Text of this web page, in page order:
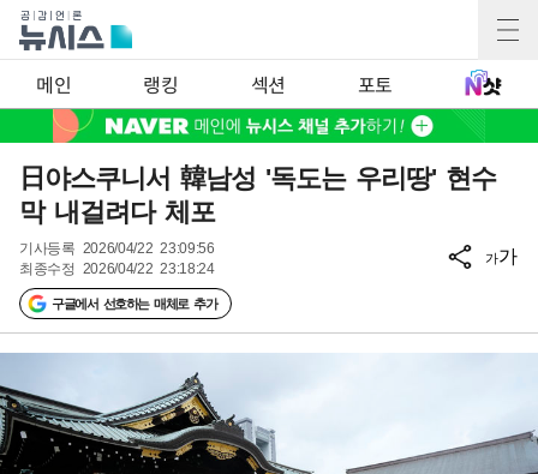
메인 랭킹 섹션 포토
日야스쿠니서 韓남성 '독도는 우리땅' 현수
막 내걸려다 체포
기사등록 2026/04/22 23:09:56
최종수정 2026/04/22 23:18:24
구글에서 선호하는 매체로 추가
가가